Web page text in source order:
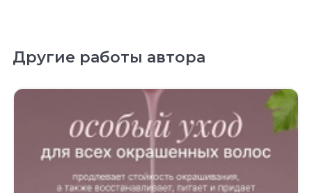
Другие работы автора